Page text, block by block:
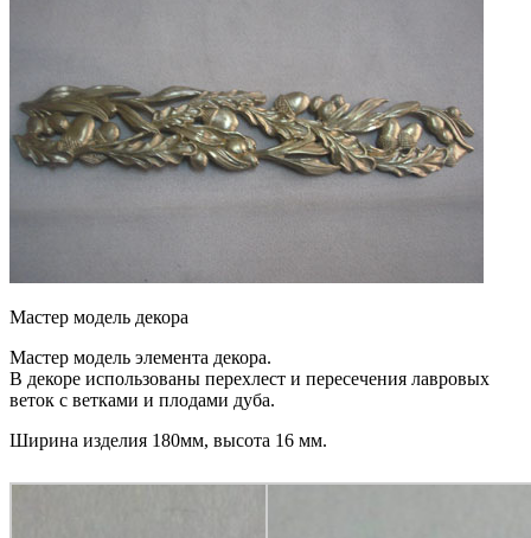
Мастер модель декора
Мастер модель элемента декора.
В декоре использованы перехлест и пересечения лавровых
веток с ветками и плодами дуба.
Ширина изделия 180мм, высота 16 мм.